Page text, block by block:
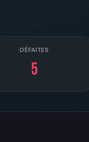
DÉFAITES
5